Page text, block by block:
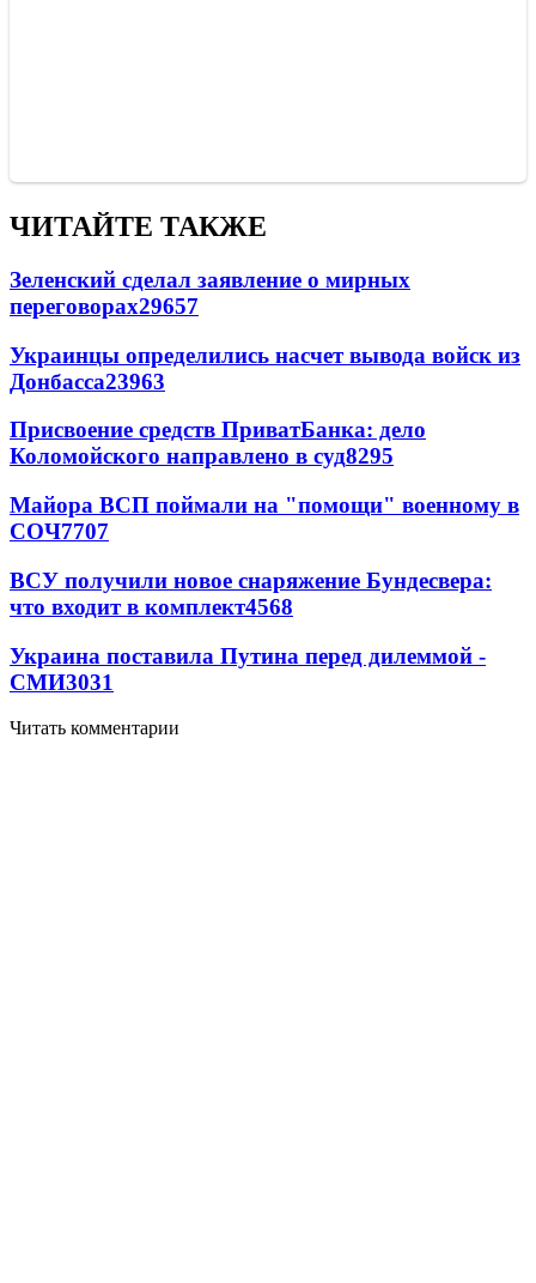
ЧИТАЙТЕ ТАКЖЕ
Зеленский сделал заявление о мирных
переговорах29657
Украинцы определились насчет вывода войск из
Донбасса23963
Присвоение средств ПриватБанка: дело
Коломойского направлено в суд8295
Майора ВСП поймали на "помощи" военному в
СОЧ7707
ВСУ получили новое снаряжение Бундесвера:
что входит в комплект4568
Украина поставила Путина перед дилеммой -
СМИ3031
Читать комментарии